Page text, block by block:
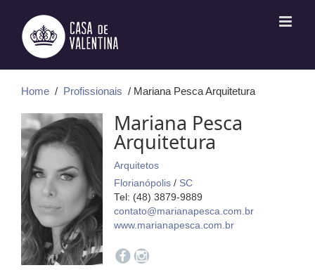
conteúdo
Home / Profissionais / Mariana Pesca Arquitetura
Mariana Pesca
Arquitetura
Arquitetos
Florianópolis / SC
Tel: (48) 3879-9889
contato@marianapesca.com.br
www.marianapesca.com.br